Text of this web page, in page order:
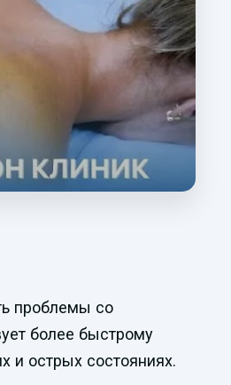
проблемы со
более быстрому
и острых состояниях.